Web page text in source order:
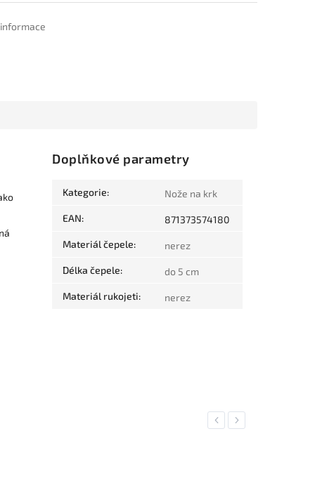
Doplňkové parametry
Kategorie: Nože na krk
EAN: 871373574180
Materiál čepele: nerez
Délka čepele: do 5 cm
Materiál rukojeti: nerez
Previous
Next